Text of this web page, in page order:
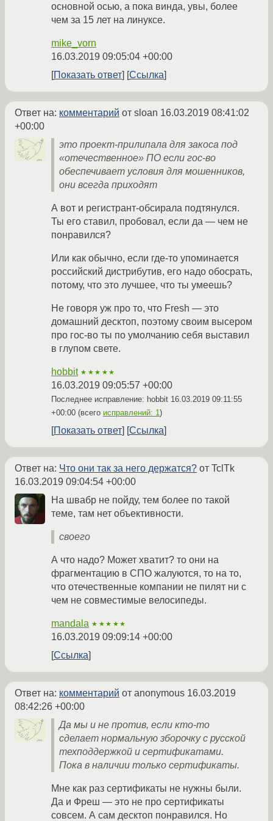
основной осью, а пока винда, увы, более
чем за 15 лет на линуксе.
mike_vorn
16.03.2019 09:05:04 +00:00
Показать ответ
Ссылка
Ответ на: комментарий от sloan 16.03.2019 08:41:02
+00:00
это проект-прилипала для закоса под
«отечественное» ПО если гос-во
обеспечивает условия для мошенников,
они всегда приходят
А вот и регистрант-обсирала подтянулся.
Ты его ставил, пробовал, если да — чем не
понравился?
Или как обычно, если где-то упоминается
российский дистрибутив, его надо обосрать,
потому, что это лучшее, что ты умеешь?
Не говоря уж про то, что Fresh — это
домашний десктоп, поэтому своим высером
про гос-во ты по умолчанию себя выставил
в глупом свете.
hobbit ★★★★★
16.03.2019 09:05:57 +00:00
Последнее исправление: hobbit 16.03.2019 09:11:55
+00:00 (всего исправлений: 1)
Показать ответ Ссылка
Ответ на: Что они так за него держатся? от TclTk
16.03.2019 09:04:54 +00:00
На швабр не пойду, тем более по такой
теме, там нет объективности.
своего
А что надо? Может хватит? то они на
фрагментацию в СПО жалуются, то на то,
что отечественные компании не пилят ни с
чем не совместимые велосипеды.
mandala ★★★★★
16.03.2019 09:09:14 +00:00
Ссылка
Ответ на: комментарий от anonymous 16.03.2019
08:42:26 +00:00
Да мы и не против, если кто-то
сделает нормальную зборочку с русской
техподдержкой и сертификатами.
Пока в наличии только сертификаты.
Мне как раз сертификаты не нужны были.
Да и Фреш — это не про сертификаты
совсем. А сам десктоп понравился. Но